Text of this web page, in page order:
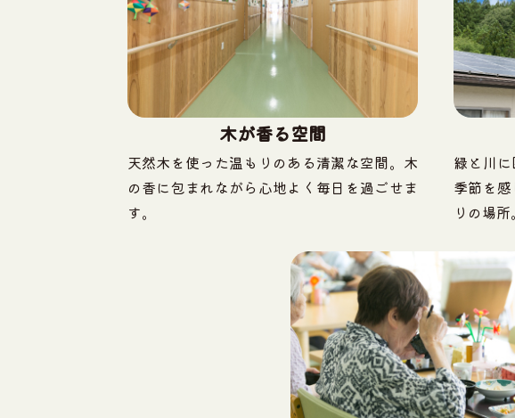
木が香る空間
天然木を使った温もりのある清潔な空間。木
の香に包まれながら心地よく毎日を過ごせま
す。
緑と川
季節を
りの場所。